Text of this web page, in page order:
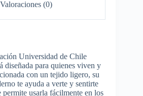
Valoraciones (0)
Universidad de Chile
diseñada para quienes viven y
con un tejido ligero, su
te ayuda a verte y sentirte
usarla fácilmente en los